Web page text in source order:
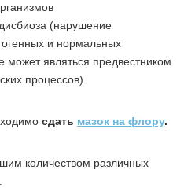
(нарушение
и нормальных
может являться предвестником
процессов).
сдать мазок на флору.
количеством различных